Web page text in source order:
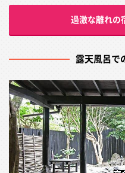
過激な離れの
露天風呂で